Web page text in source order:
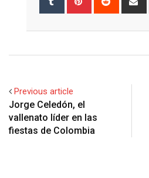
Previous article
Jorge Celedón, el
vallenato líder en las
fiestas de Colombia